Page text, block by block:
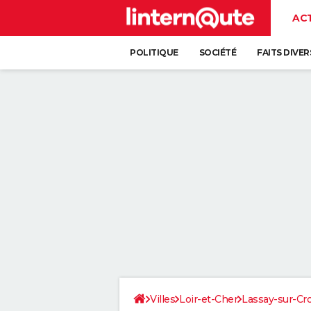
POLITIQUE SOCIÉTÉ FAITS
Villes Loir-et-Cher Lassay-sur-